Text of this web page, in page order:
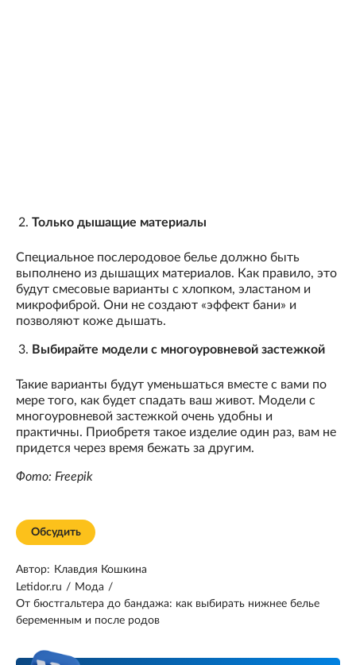
Только дышащие материалы
Специальное послеродовое белье должно быть
выполнено из дышащих материалов. Как правило, это
будут смесовые варианты с хлопком, эластаном и
микрофиброй. Они не создают «эффект бани» и
позволяют коже дышать.
Выбирайте модели с многоуровневой застежкой
Такие варианты будут уменьшаться вместе с вами по
мере того, как будет спадать ваш живот. Модели с
многоуровневой застежкой очень удобны и
практичны. Приобретя такое изделие один раз, вам не
придется через время бежать за другим.
Фото: Freepik
Обсудить
Автор: Клавдия Кошкина
Letidor.ru / Мода /
От бюстгальтера до бандажа: как выбирать нижнее белье
беременным и после родов